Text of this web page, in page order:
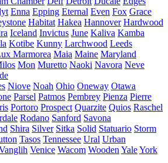
Enna Epping Eternal Even Fox Grace
Habitat Hakea Hannover Hardwood
Iceland Invictus June Kaliva Kamba
Kotibe Kunny Larchwood Leeds
Marmorea Maia Maine Maryland
Mon Muretto Naoki Navora Neve
Niove Noah Ohio Oneway Otawa
Parsel Patmos Pembrey Pienza Pierre
Portoro Prospect Quarzite Quios Raschel
Rodano Sanford Savona
Shira Silver Sitka Solid Statuario Storm
Tasos Tennessee Ural Urban
Venice Wacom Wooden YaleYork